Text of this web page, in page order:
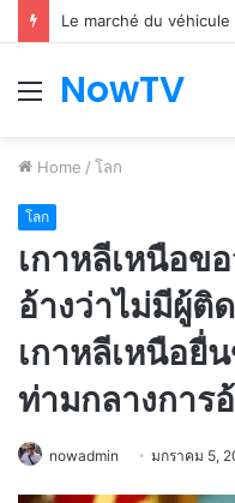
Le marché du véhicule
Menu
NowTV
Home / โลก
โลก
เกาหลีเหนือข
อ้างว่าไม่มีผู้ติ
เกาหลีเหนือยื่
ท่ามกลางการ
nowadmin มกราคม 5,